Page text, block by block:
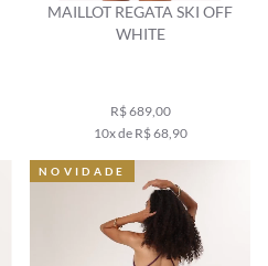
MAILLOT REGATA SKI OFF
WHITE
R$ 689,00
10x de R$ 68,90
NOVIDADE